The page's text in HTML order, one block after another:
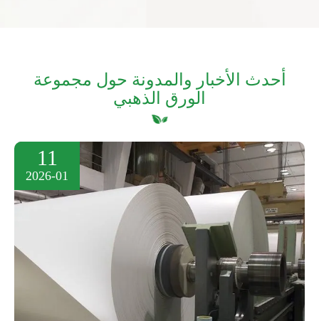
أحدث الأخبار والمدونة حول مجموعة
الورق الذهبي
11
2026-01